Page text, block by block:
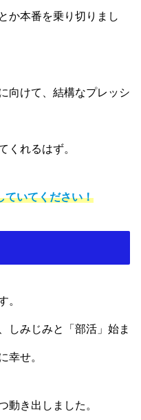
か本番を乗り切りまし
向けて、結構なプレッシ
くれるはず。
ていてください！
。
しみじみと「部活」始ま
幸せ。
動き出しました。